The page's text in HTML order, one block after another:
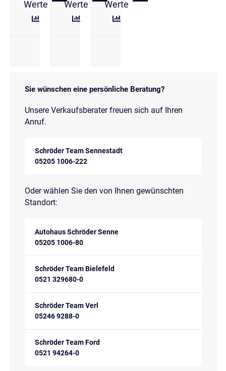
Werte
Werte
Werte
Sie wünschen eine persönliche Beratung?
Unsere Verkaufsberater freuen sich auf Ihren
Anruf.
Schröder Team Sennestadt
05205 1006-222
Oder wählen Sie den von Ihnen gewünschten
Standort:
Autohaus Schröder Senne
05205 1006-80
Schröder Team Bielefeld
0521 329680-0
Schröder Team Verl
05246 9288-0
Schröder Team Ford
0521 94264-0